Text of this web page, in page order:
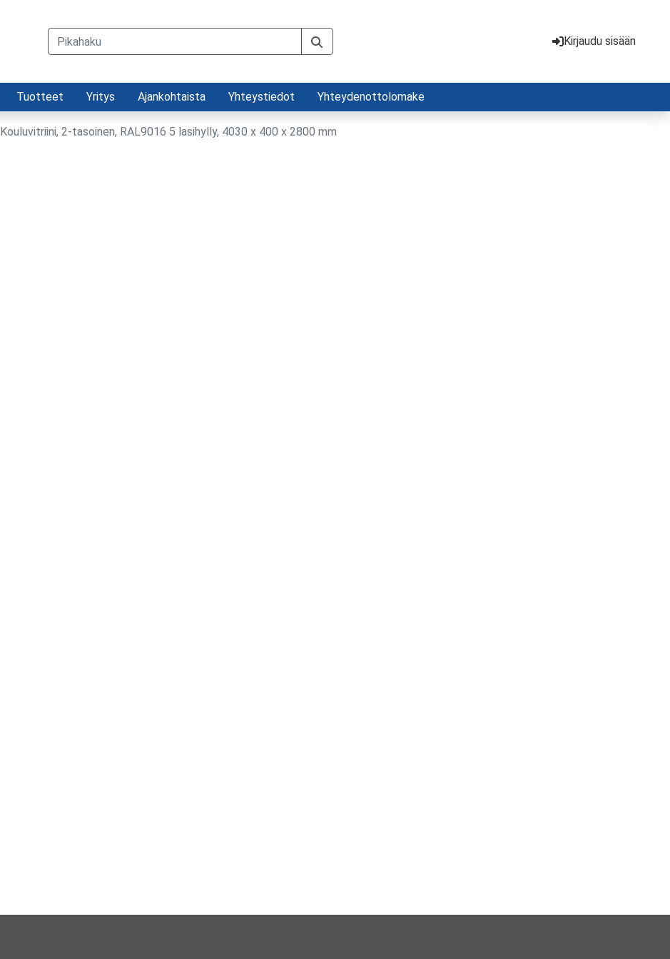
Kirjaudu sisään
Tuotteet Yritys Ajankohtaista Yhteystiedot Yhteydenottolomake
Kouluvitriini, 2-tasoinen, RAL9016 5 lasihylly, 4030 x 400 x 2800 mm